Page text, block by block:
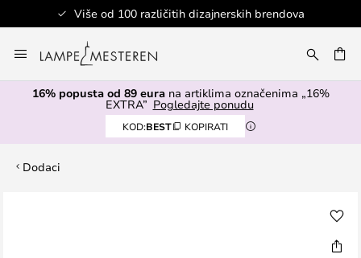
Više od 100 različitih dizajnerskih brendova
to
Content
16% popusta od 89 eurana artiklima označenima „16%
EXTRA” Pogledajte ponudu
KOD:BEST KOPIRATI
Dodaci